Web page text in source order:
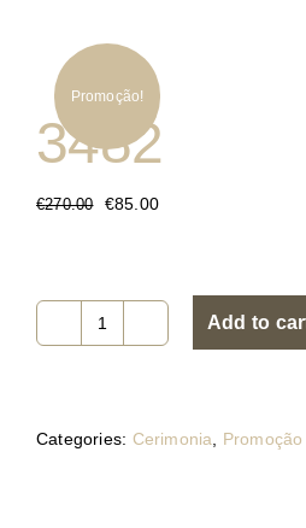
Promoção!
3482
€270.00 €85.00
3482
Add to
Categories: Cerimonia Promoção